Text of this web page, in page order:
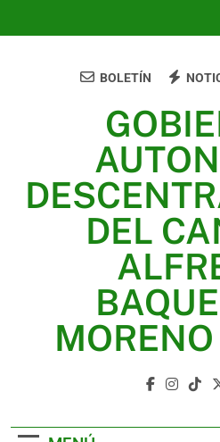
UNIDOS TRABAJANDO POR NUESTRO QUERIDO
DEL
BOLETÍN